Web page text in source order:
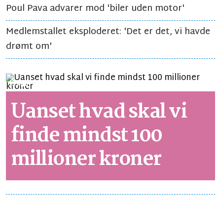
Poul Pava advarer mod 'biler uden motor'
Medlemstallet eksploderet: 'Det er det, vi havde
drømt om'
SYNSPUNKT
Uanset hvad skal vi
finde mindst 100
millioner kroner